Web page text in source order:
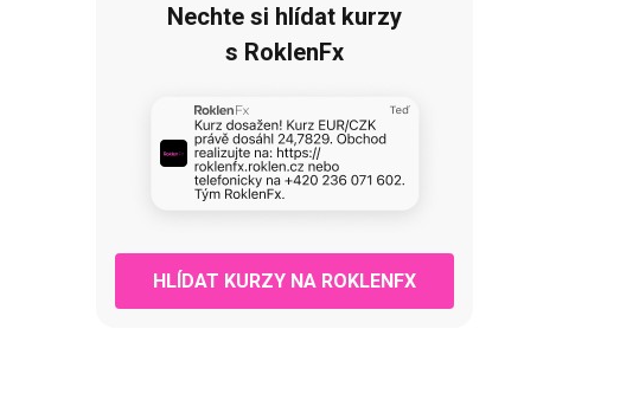
Nechte si hlídat kurzy
s RoklenFx
HLÍDAT KURZY NA ROKLENFX